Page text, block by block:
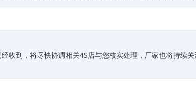
收到，将尽快协调相关4S店与您核实处理，厂家也将持续